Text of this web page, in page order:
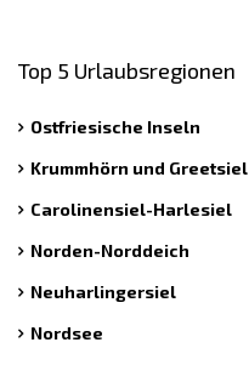
Top 5 Urlaubsregionen
Ostfriesische Inseln
Krummhörn und Greetsiel
Carolinensiel-Harlesiel
Norden-Norddeich
Neuharlingersiel
Nordsee